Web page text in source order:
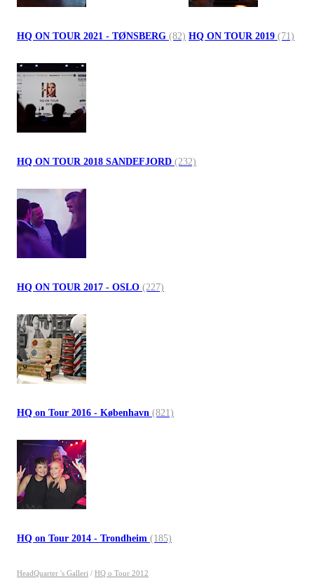
HQ ON TOUR 2021 - TØNSBERG (82) HQ ON TOUR 2019 (71)
HQ ON TOUR 2018 SANDEFJORD (232)
HQ ON TOUR 2017 - OSLO (227)
HQ on Tour 2016 - København (821)
HQ on Tour 2014 - Trondheim (185)
HeadQuarter 's Galleri / HQ o Tour 2012